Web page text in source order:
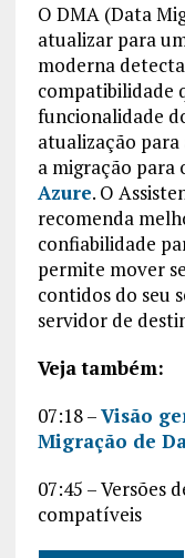
O DMA (Data
atualizar para
moderna
compatibilidade
funcionalidade
atualização para
a migração para
Azure. O
recomenda
confiabilidade
permite mover
contidos do seu
servidor de
Veja também:
07:18 –Visão
Migração de
07:45 – Versões
compatíveis